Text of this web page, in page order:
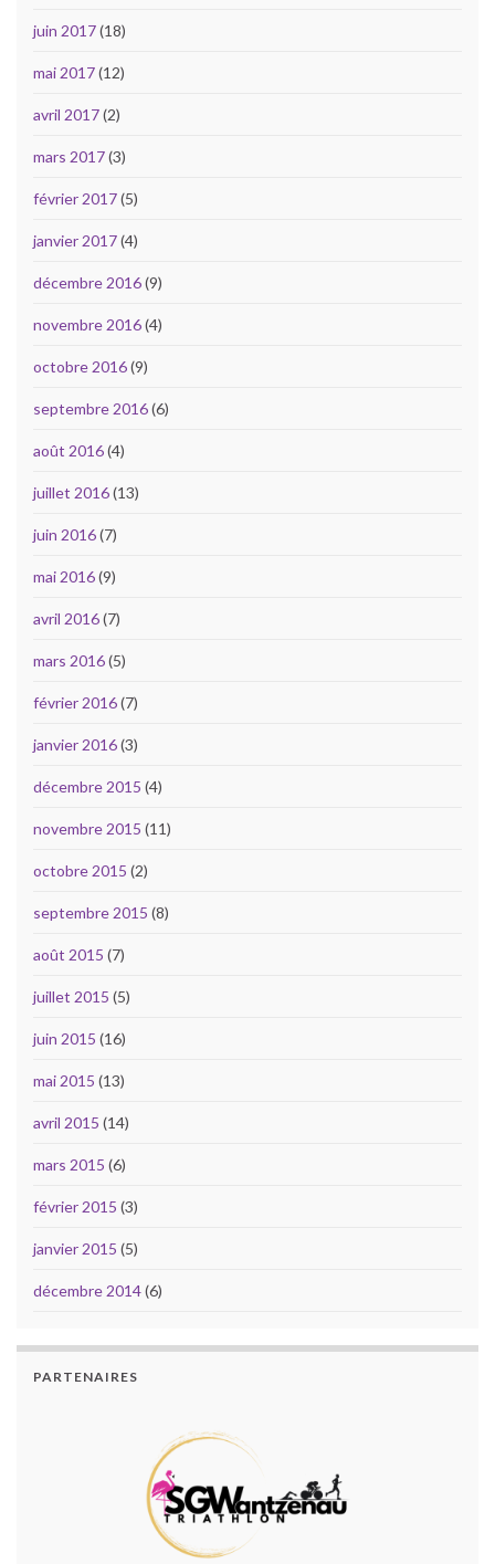
juin 2017(18)
mai 2017(12)
avril 2017(2)
mars 2017(3)
février 2017(5)
janvier 2017(4)
décembre 2016(9)
novembre 2016(4)
octobre 2016(9)
septembre 2016(6)
août 2016(4)
juillet 2016(13)
juin 2016(7)
mai 2016(9)
avril 2016(7)
mars 2016(5)
février 2016(7)
janvier 2016(3)
décembre 2015 (4)
novembre 2015 (11)
octobre 2015 (2)
septembre 2015 (8)
août 2015 (7)
juillet 2015 (5)
juin 2015 (16)
mai 2015 (13)
avril 2015 (14)
mars 2015 (6)
février 2015 (3)
janvier 2015 (5)
décembre 2014(6)
PARTENAIRES